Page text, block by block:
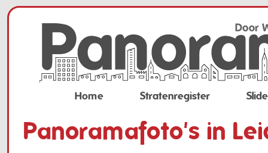
Home Stratenregister
Panoramafoto's in